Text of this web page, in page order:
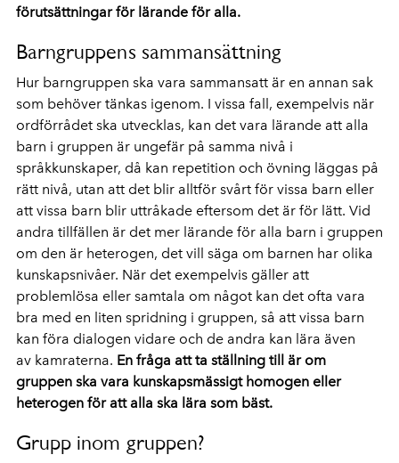
förutsättningar för lärande för alla.
Barngruppens sammansättning
Hur barngruppen ska vara sammansatt är en annan sak
som behöver tänkas igenom. I vissa fall, exempelvis när
ordförrådet ska utvecklas, kan det vara lärande att alla
barn i gruppen är ungefär på samma nivå i
språkkunskaper, då kan repetition och övning läggas på
rätt nivå, utan att det blir alltför svårt för vissa barn eller
att vissa barn blir uttråkade eftersom det är för lätt. Vid
andra tillfällen är det mer lärande för alla barn i gruppen
om den är heterogen, det vill säga om barnen har olika
kunskapsnivåer. När det exempelvis gäller att
problemlösa eller samtala om något kan det ofta vara
bra med en liten spridning i gruppen, så att vissa barn
kan föra dialogen vidare och de andra kan lära även
av kamraterna. En fråga att ta ställning till är om
gruppen ska vara kunskapsmässigt homogen eller
heterogen för att alla ska lära som bäst.
Grupp inom gruppen?